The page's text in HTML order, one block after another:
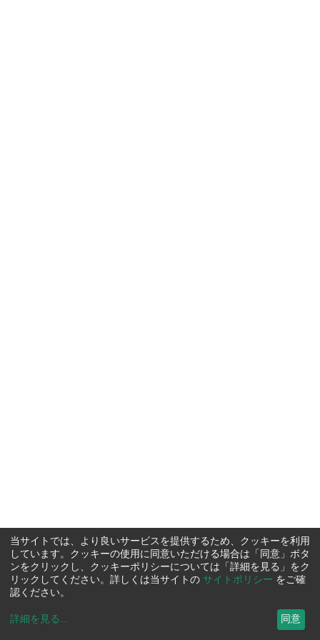
当サイトでは、より良いサービスを提供するため、クッキーを利用
しています。クッキーの使用に同意いただける場合は「同意」ボタ
ンをクリックし、クッキーポリシーについては「詳細を見る」をク
リックしてください。詳しくは当サイトの サイトポリシー をご確
認ください。
詳細を見る ... 同意